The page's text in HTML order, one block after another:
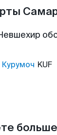
Курумоч KUF